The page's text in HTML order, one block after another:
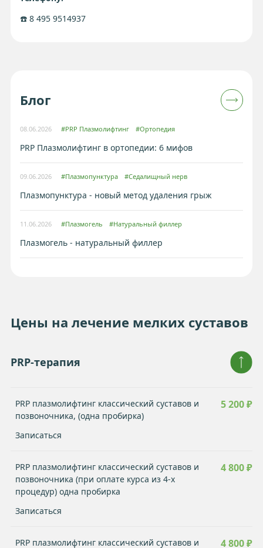
☎️ 8 495 9514937
Блог
08.06.2026 #PRP Плазмолифтинг #Ортопедия
PRP Плазмолифтинг в ортопедии: 6 мифов
09.06.2026 #Плазмопунктура #Седалищный нерв
Плазмопунктура - новый метод удаления грыж
11.06.2026 #Плазмогель #Натуральный филлер
Плазмогель - натуральный филлер
Цены на лечение мелких суставов
PRP-терапия
PRP плазмолифтинг классический суставов и
позвоночника, (одна пробирка)
Записаться
5 200 ₽
PRP плазмолифтинг классический суставов и
позвоночника (при оплате курса из 4-х
процедур) одна пробирка
Записаться
4 800 ₽
PRP плазмолифтинг классический суставов и 4 800 ₽